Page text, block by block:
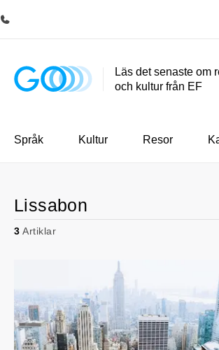
Hem Program
Läs det senaste om
och kultur från EF
Språk Kultur Resor
Lissabon
3 Artiklar